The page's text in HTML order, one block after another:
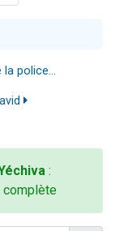
police...
: